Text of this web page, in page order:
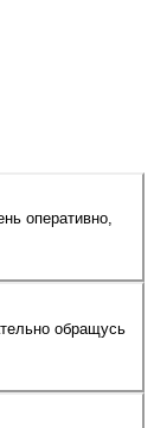
оперативно,
обращусь